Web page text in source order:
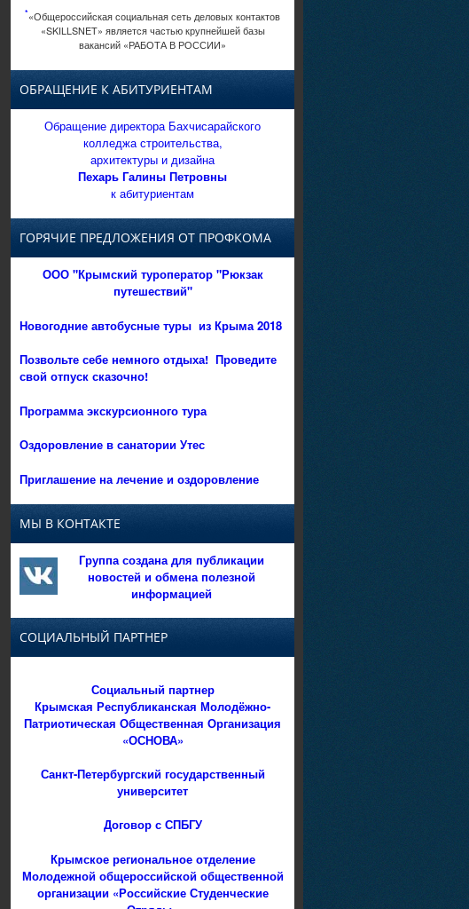
*«Общероссийская социальная сеть деловых контактов
«SKILLSNET» является частью крупнейшей базы
вакансий «РАБОТА В РОССИИ»
ОБРАЩЕНИЕ К АБИТУРИЕНТАМ
Обращение директора Бахчисарайского
колледжа строительства,
архитектуры и дизайна
Пехарь Галины Петровны
к абитуриентам
ГОРЯЧИЕ ПРЕДЛОЖЕНИЯ ОТ ПРОФКОМА
ООО "Крымский туроператор "Рюкзак
путешествий"
Новогодние автобусные туры из Крыма 2018
Позвольте себе немного отдыха! Проведите
свой отпуск сказочно!
Программа экскурсионного тура
Оздоровление в санатории Утес
Приглашение на лечение и оздоровление
МЫ В КОНТАКТЕ
Группа создана для публикации
новостей и обмена полезной
информацией
СОЦИАЛЬНЫЙ ПАРТНЕР
Социальный партнер
Крымская Республиканская Молодёжно-
Патриотическая Общественная Организация
«ОСНОВА»
Санкт-Петербургский государственный
университет
Договор с СПБГУ
Крымское региональное отделение
Молодежной общероссийской общественной
организации «Российские Студенческие